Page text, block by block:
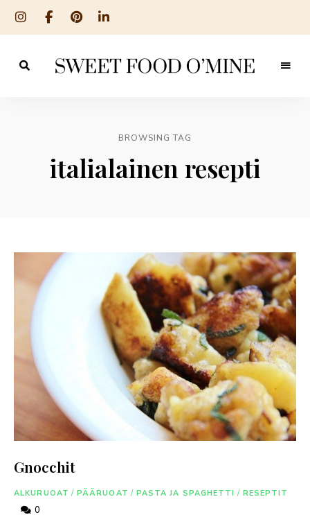
´Mine
BROWSING TAG
italialainen resepti
Gnocchit
ALKURUOAT / PÄÄRUOAT / PASTA JA SPAGHETTI / RESEPTIT
0